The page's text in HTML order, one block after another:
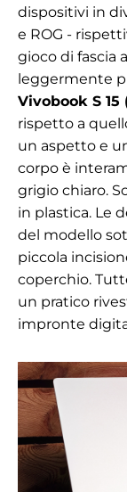
dispositivi in
e ROG -
gioco di fascia
leggermente
Vivobook S 15
rispetto a
un aspetto e
corpo è
grigio chiaro.
in plastica. Le
del modello
piccola
coperchio.
un pratico
impronte